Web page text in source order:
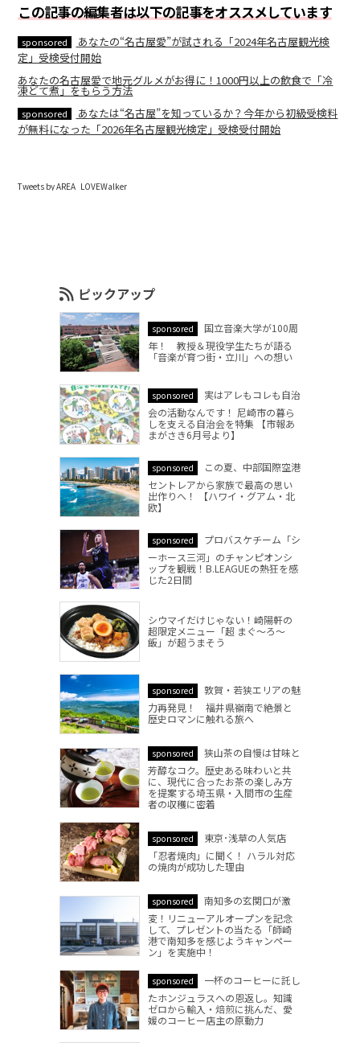
この記事の編集者は以下の記事をオススメしています
sponsored
あなたの“名古屋愛”が試される「2024年名古屋観光検
定」受検受付開始
あなたの名古屋愛で地元グルメがお得に！1000円以上の飲食で「冷
凍どて煮」をもらう方法
sponsored
あなたは“名古屋”を知っているか？今年から初級受検料
が無料になった「2026年名古屋観光検定」受検受付開始
Tweets by AREA_LOVEWalker
ピックアップ
sponsored
国立音楽大学が100周
年！ 教授＆現役学生たちが語る
「音楽が育つ街・立川」への想い
sponsored
実はアレもコレも自治
会の活動なんです！ 尼崎市の暮ら
しを支える自治会を特集 【市報あ
まがさき6月号より】
sponsored
この夏、中部国際空港
セントレアから家族で最高の思い
出作りへ！ 【ハワイ・グアム・北
欧】
sponsored
プロバスケチーム「シ
ーホース三河」のチャンピオンシ
ップを観戦！B.LEAGUEの熱狂を感
じた2日間
シウマイだけじゃない！崎陽軒の
超限定メニュー「超 まぐ～ろ～
飯」が超うまそう
sponsored
敦賀・若狭エリアの魅
力再発見！ 福井県嶺南で絶景と
歴史ロマンに触れる旅へ
sponsored
狭山茶の自慢は甘味と
芳醇なコク。歴史ある味わいと共
に、現代に合ったお茶の楽しみ方
を提案する埼玉県・入間市の生産
者の収穫に密着
sponsored
東京･浅草の人気店
「忍者焼肉」に聞く！ ハラル対応
の焼肉が成功した理由
sponsored
南知多の玄関口が激
変！リニューアルオープンを記念
して、プレゼントの当たる「師崎
港で南知多を感じようキャンペー
ン」を実施中！
sponsored
一杯のコーヒーに託し
たホンジュラスへの恩返し。知識
ゼロから輸入・焙煎に挑んだ、愛
媛のコーヒー店主の原動力